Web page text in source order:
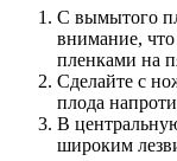
С вымытого
внимание,
пленками на
Сделайте с
плода
В
широким